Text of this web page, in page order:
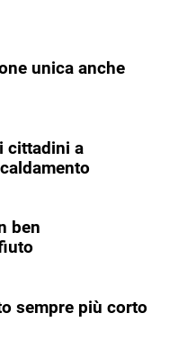
unica anche
cittadini a
ben
sempre più corto